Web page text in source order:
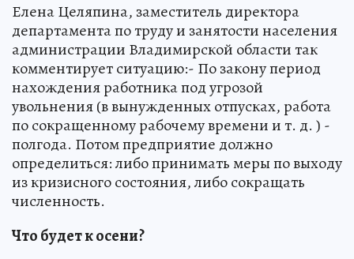
Елена Целяпина, заместитель директора
департамента по труду и занятости населения
администрации Владимирской области так
комментирует ситуацию:- По закону период
нахождения работника под угрозой
увольнения (в вынужденных отпусках, работа
по сокращенному рабочему времени и т. д. ) -
полгода. Потом предприятие должно
определиться: либо принимать меры по выходу
из кризисного состояния, либо сокращать
численность.
Что будет к осени?